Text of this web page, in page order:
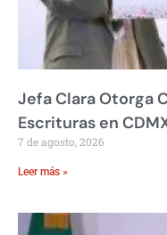
Jefa Clara Otorga
Escrituras en
7 de agosto, 2026
Leer más »